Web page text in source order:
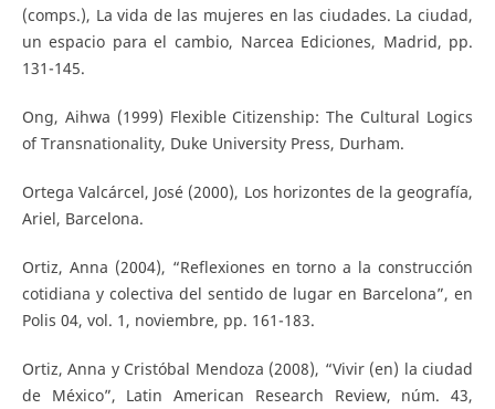
(comps.), La vida de las mujeres en las ciudades. La ciudad,
un espacio para el cambio, Narcea Ediciones, Madrid, pp.
131-145.
Ong, Aihwa (1999) Flexible Citizenship: The Cultural Logics
of Transnationality, Duke University Press, Durham.
Ortega Valcárcel, José (2000), Los horizontes de la geografía,
Ariel, Barcelona.
Ortiz, Anna (2004), “Reflexiones en torno a la construcción
cotidiana y colectiva del sentido de lugar en Barcelona”, en
Polis 04, vol. 1, noviembre, pp. 161-183.
Ortiz, Anna y Cristóbal Mendoza (2008), “Vivir (en) la ciudad
de México”, Latin American Research Review, núm. 43,